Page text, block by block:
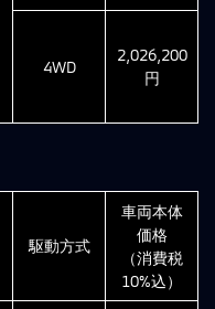
4WD
2,026,200
円
駆動方式
車両本体
価格
（消費税
10%込）